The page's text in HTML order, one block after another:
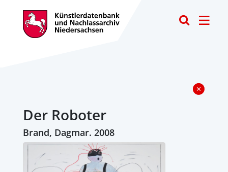
Der Roboter
Brand, Dagmar. 2008